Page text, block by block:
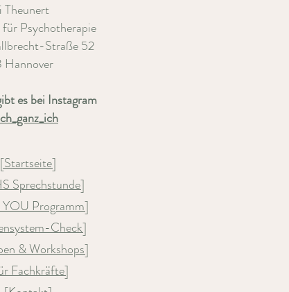
Theunert
Psychotherapie
Straße 52
Hannover
es bei Instagram
[Startseite]
Sprechstunde]
Programm]
Check]
& Workshops]
Fachkräfte]